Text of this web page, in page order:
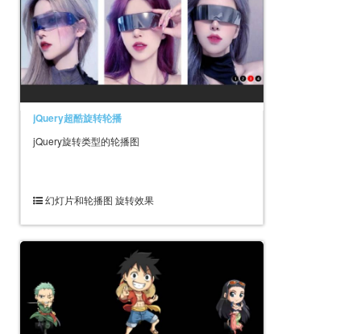
jQuery超酷旋转轮播
jQuery旋转类型的轮播图
幻灯片和轮播图 旋转效果